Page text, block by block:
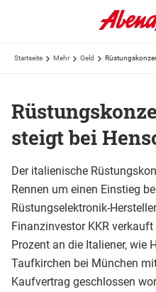
Startseite Mehr Geld
steigt bei
Der italienische
Rennen um einen Einstieg
Rüstungselektronik-
Finanzinvestor KKR
Prozent an die Italiener, wie
Taufkirchen bei München
Kaufvertrag geschlossen